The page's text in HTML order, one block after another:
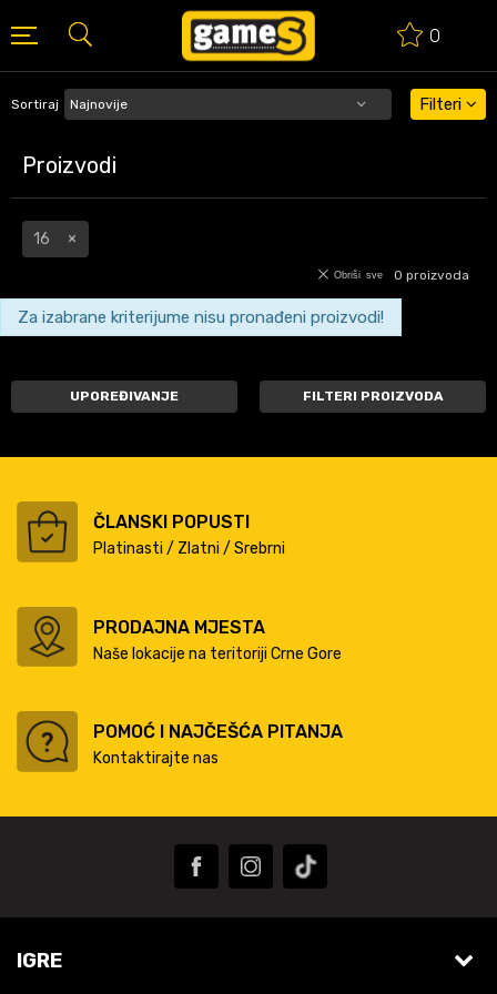
0
BESPLATNA ISPORUKA PORUDŽBINA PREKO 50 EUR
Proizvodi
Sortiraj Filteri
16
0 proizvoda
Obriši sve
Za izabrane kriterijume nisu pronađeni proizvodi!
UPOREĐIVANJE FILTERI PROIZVODA
ČLANSKI POPUSTI
Platinasti / Zlatni / Srebrni
PRODAJNA MJESTA
Naše lokacije na teritoriji Crne Gore
POMOĆ I NAJČEŠĆA PITANJA
Kontaktirajte nas
IGRE